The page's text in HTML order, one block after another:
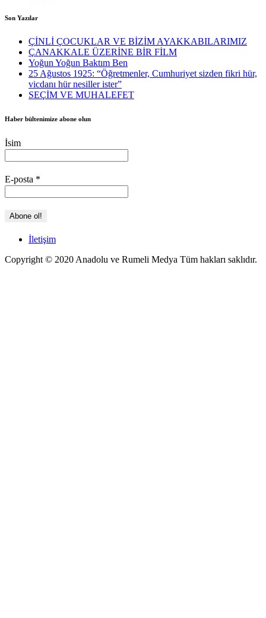
Son Yazılar
ÇİNLİ ÇOCUKLAR VE BİZİM AYAKKABILARIMIZ
ÇANAKKALE ÜZERİNE BİR FİLM
Yoğun Yoğun Baktım Ben
25 Ağustos 1925: “Öğretmenler, Cumhuriyet sizden fikri hür,
vicdanı hür nesiller ister”
SEÇİM VE MUHALEFET
Haber bültenimize abone olun
İsim
E-posta *
İletişim
Copyright © 2020 Anadolu ve Rumeli Medya Tüm hakları saklıdır.